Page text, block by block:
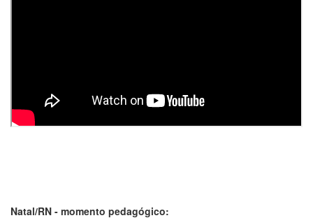
Natal/RN - momento pedagógico: